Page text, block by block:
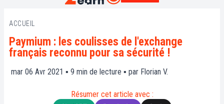
ACCUEIL
Paymium : les coulisses de l'exchange
français reconnu pour sa sécurité !
mar 06 Avr 2021 ▪ 9 min de lecture ▪ par Florian V.
Résumer cet article avec :